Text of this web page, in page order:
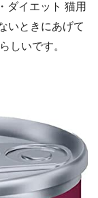
ダイエット 猫用
いときにあげて
しいです。